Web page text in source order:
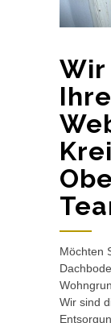
Wir
Möchten
Wir sind